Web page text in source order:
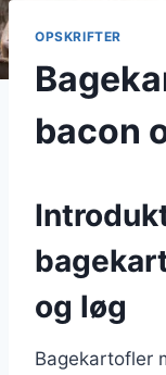
OPSKRIFTER
bacon
og løg
Bagekartofler